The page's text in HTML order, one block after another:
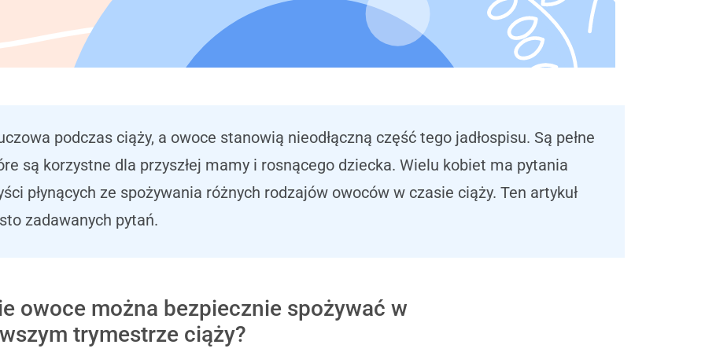
podczas ciąży, a owoce stanowią nieodłączną część tego jadłospisu. Są pełne
są korzystne dla przyszłej mamy i rosnącego dziecka. Wielu kobiet ma pytania
płynących ze spożywania różnych rodzajów owoców w czasie ciąży. Ten artykuł
zadawanych pytań.
owoce można bezpiecznie spożywać w
trymestrze ciąży?